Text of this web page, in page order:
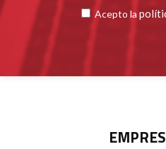
Acepto la